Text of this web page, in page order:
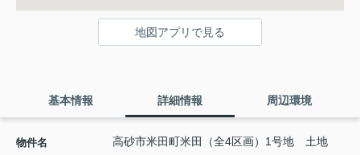
地図アプリで見る
基本情報 詳細情報 周辺環境
物件名 高砂市米田町米田（全4区画）1号地 土地